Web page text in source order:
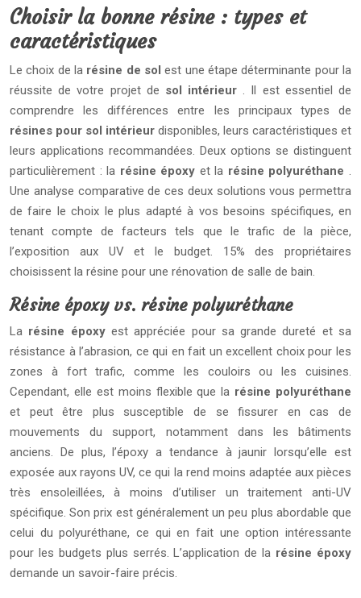
Choisir la bonne résine : types et
caractéristiques
Le choix de la résine de solest une étape déterminante pour la
réussite de votre projet de sol intérieur . Il est essentiel de
comprendre les différences entre les principaux types de
résines pour sol intérieur disponibles, leurs caractéristiques et
leurs applications recommandées. Deux options se distinguent
particulièrement : la résine époxy et la résine polyuréthane .
Une analyse comparative de ces deux solutions vous permettra
de faire le choix le plus adapté à vos besoins spécifiques, en
tenant compte de facteurs tels que le trafic de la pièce,
l’exposition aux UV et le budget. 15% des propriétaires
choisissent la résine pour une rénovation de salle de bain.
Résine époxy vs. résine polyuréthane
La résine époxy est appréciée pour sa grande dureté et sa
résistance à l’abrasion, ce qui en fait un excellent choix pour les
zones à fort trafic, comme les couloirs ou les cuisines.
Cependant, elle est moins flexible que la résine polyuréthane
et peut être plus susceptible de se fissurer en cas de
mouvements du support, notamment dans les bâtiments
anciens. De plus, l’époxy a tendance à jaunir lorsqu’elle est
exposée aux rayons UV, ce qui la rend moins adaptée aux pièces
très ensoleillées, à moins d’utiliser un traitement anti-UV
spécifique. Son prix est généralement un peu plus abordable que
celui du polyuréthane, ce qui en fait une option intéressante
pour les budgets plus serrés. L’application de la résine époxy
demande un savoir-faire précis.